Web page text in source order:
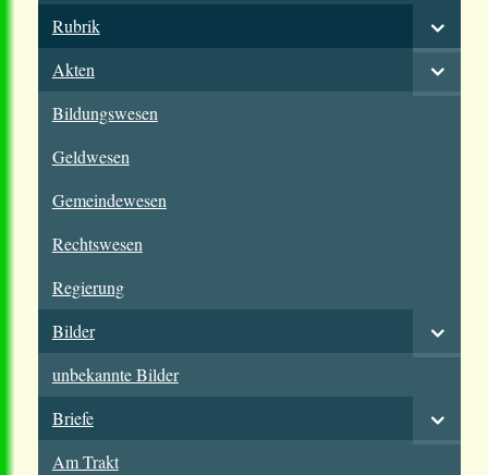
Rubrik
Akten
Bildungswesen
Geldwesen
Gemeindewesen
Rechtswesen
Regierung
Bilder
unbekannte Bilder
Briefe
Am Trakt